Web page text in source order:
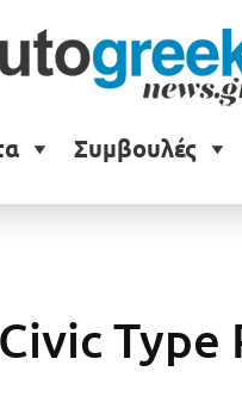
Συμβουλές
Type